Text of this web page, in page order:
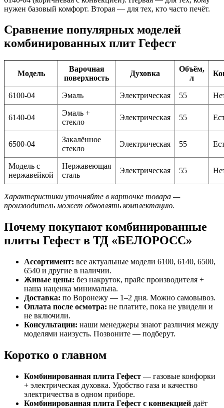
нужен базовый комфорт. Вторая — для тех, кто часто печёт.
Сравнение популярных моделей
комбинированных плит Гефест
Модель
Варочная
поверхность
Духовка
Объём,
л
6100-04 Эмаль Электрическая 55
6140-04
Эмаль +
стекло
Электрическая 55
6500-04
Закалённое
стекло
Электрическая 55
Модель с
нержавейкой
Нержавеющая
сталь
Электрическая 55
Характеристики уточняйте в карточке товара —
производитель может обновлять комплектацию.
Почему покупают комбинированные
плиты Гефест в ТД «БЕЛОРОСС»
Ассортимент: все актуальные модели 6100, 6140, 6500,
6540 и другие в наличии.
Живые цены: без накруток, прайс производителя +
наша наценка минимальна.
Доставка: по Воронежу — 1–2 дня. Можно самовывоз.
Оплата после осмотра: не платите, пока не увидели и
не включили.
Консультации: наши менеджеры знают различия между
моделями наизусть. Позвоните — подберут.
Коротко о главном
Комбинированная плита Гефест — газовые конфорки
+ электрическая духовка. Удобство газа и качество
электричества в одном приборе.
Комбинированная плита Гефест с конвекцией даёт